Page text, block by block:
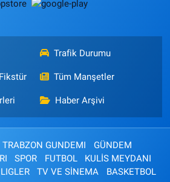
Trafik Durumu
Tüm Manşetler
Haber Arşivi
TRABZON GUNDEMI
GÜNDEM
SPOR FUTBOL
KULİS MEYDANI
TV VE SİNEMA BASKETBOL